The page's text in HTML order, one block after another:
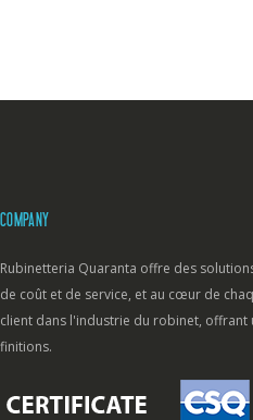
COMPANY
Rubinetteria Quaranta offre des
de coût et de service, et au cœur de
client dans l'industrie du robinet, offrant
finitions.